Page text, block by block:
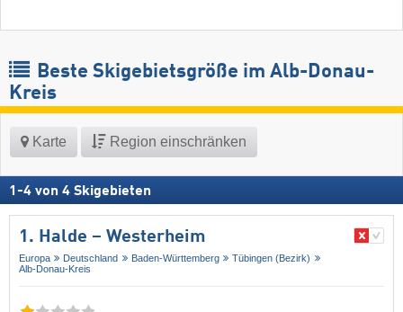
Beste Skigebietsgröße im Alb-Donau-
Kreis
Karte Region einschränken
1 -4 von 4 Skigebieten
1. Halde – Westerheim
Europa Deutschland Baden-Württemberg
Tübingen (Bezirk)
Alb-Donau-Kreis